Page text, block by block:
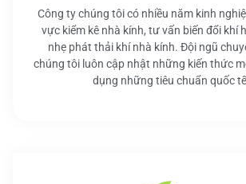
Công ty chúng tôi có nhiều năm kinh
vực kiểm kê nhà kính, tư vấn biến đổi khí
nhẹ phát thải khí nhà kính. Đội ngũ
chúng tôi luôn cập nhật những kiến thức
dụng những tiêu chuẩn quốc